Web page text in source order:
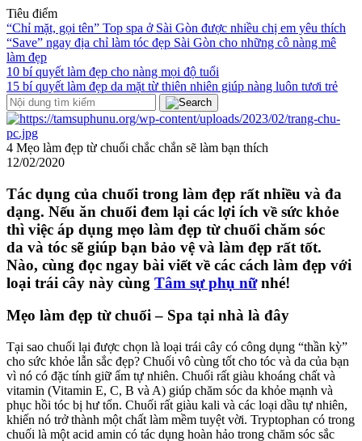
Tiêu điểm
“Chỉ mặt, gọi tên” Top spa ở Sài Gòn được nhiều chị em yêu thích
“Save” ngay địa chỉ làm tóc đẹp Sài Gòn cho những cô nàng mê
làm đẹp
10 bí quyết làm đẹp cho nàng mọi độ tuổi
15 bí quyết làm đẹp da mặt từ thiên nhiên giúp nàng luôn tươi trẻ
4 Mẹo làm đẹp từ chuối chắc chắn sẽ làm bạn thích
12/02/2020
Tác dụng của chuối trong làm đẹp rất nhiều và đa
dạng. Nếu ăn chuối đem lại các lợi ích về sức khỏe
thì việc áp dụng mẹo làm đẹp từ chuối chăm sóc
da và tóc sẽ giúp bạn bảo vệ và làm đẹp rất tốt.
Nào, cùng đọc ngay bài viết về các cách làm đẹp với
loại trái cây này cùng Tâm sự phụ nữnhé!
Mẹo làm đẹp từ chuối – Spa tại nhà là đây
Tại sao chuối lại được chọn là loại trái cây có công dụng “thần kỳ”
cho sức khỏe lẫn sắc đẹp? Chuối vô cùng tốt cho tóc và da của bạn
vì nó có đặc tính giữ ẩm tự nhiên. Chuối rất giàu khoáng chất và
vitamin (Vitamin E, C, B và A) giúp chăm sóc da khỏe mạnh và
phục hồi tóc bị hư tổn. Chuối rất giàu kali và các loại dầu tự nhiên,
khiến nó trở thành một chất làm mềm tuyệt vời. Tryptophan có trong
chuối là một acid amin có tác dụng hoàn hảo trong chăm sóc sắc